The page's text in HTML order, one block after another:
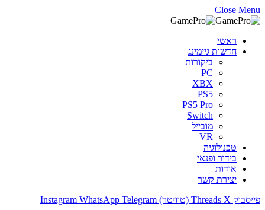
Close Menu
ראשי
חדשות גיימינג
ביקורות
PC
XBX
PS5
PS5 Pro
Switch
מובייל
VR
טכנולוגיה
בידור ופנאי
אודות
יצירת קשר
פייסבוק
Threads X (טוויטר) Instagram WhatsApp Telegram